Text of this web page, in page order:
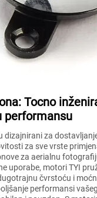
Tocno
performansu
dizajnirani za
za sve vrste
za aerialnu
uporabe, motori TYI
čvrstoću i
performansi